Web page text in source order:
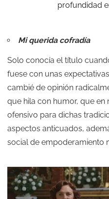
profundidad
Mi querida cofradía
Solo conocía el título
fuese con unas
cambié de opinión
que hila con humor, que en
ofensivo para dichas
aspectos anticuados,
social de empoderamiento